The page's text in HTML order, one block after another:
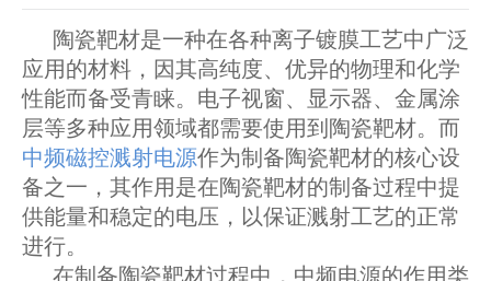
陶瓷靶材是一种在各种离子镀膜工艺中广泛
应用的材料，因其高纯度、优异的物理和化学
性能而备受青睐。电子视窗、显示器、金属涂
层等多种应用领域都需要使用到陶瓷靶材。而
中频磁控溅射电源作为制备陶瓷靶材的核心设
备之一，其作用是在陶瓷靶材的制备过程中提
供能量和稳定的电压，以保证溅射工艺的正常
进行。
在制备陶瓷靶材过程中，中频电源的作用类